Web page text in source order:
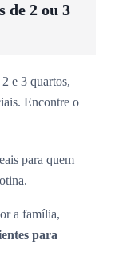
de 2 ou 3
e 3 quartos,
Encontre o
para quem
a família,
para